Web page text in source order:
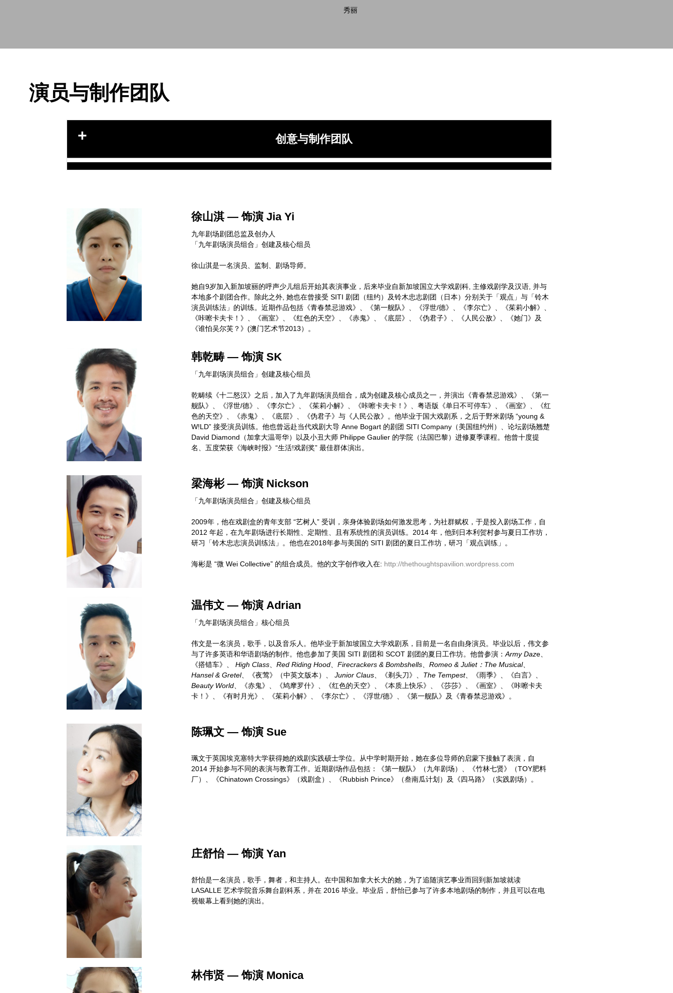
秀丽
演员与制作团队
创意与制作团队
邬秀丽
徐山淇
音乐创作和音效设计：
莊立權
Fiction Shore Pte Ltd
梁颖弘
影片歌曲
“Alone”
Written by Billy Steinberg and Tom Kelly;
Performed by Heart.
徐山淇 — 饰演 Jia Yi
九年剧场剧团总监及创办人
「九年剧场演员组合」创建及核心组员
徐山淇是一名演员、监制、剧场导师。
她自9岁加入新加坡丽的呼声少儿组后开始其表演事业，后来毕业自新加坡国立大学戏剧科, 主修戏剧学及汉语, 并与
本地多个剧团合作。除此之外, 她也在曾接受 SITI 剧团（纽约）及铃木忠志剧团（日本）分别关于「观点」与「铃木
演员训练法」的训练。近期作品包括《青春禁忌游戏》、《第一舰队》、《浮世/德》、《李尔亡》、《茱莉小解》、
《咔嚓卡夫卡！》、《画室》、《红色的天空》、《赤鬼》、《底层》、《伪君子》、《人民公敌》、《她门》及
《谁怕吴尔芙？》(澳门艺术节2013）。
韩乾畴 — 饰演 SK
「九年剧场演员组合」创建及核心组员
乾畴续《十二怒汉》之后，加入了九年剧场演员组合，成为创建及核心成员之一，并演出《青春禁忌游戏》、《第一
舰队》、《浮世/德》、《李尔亡》、《茱莉小解》、《咔嚓卡夫卡！》、粤语版《单日不可停车》、《画室》、《红
色的天空》、《赤鬼》、《底层》、《伪君子》与《人民公敌》。他毕业于国大戏剧系，之后于野米剧场 “young &
W!LD” 接受演员训练。他也曾远赴当代戏剧大导 Anne Bogart 的剧团 SITI Company（美国纽约州）、论坛剧场翘楚
David Diamond（加拿大温哥华）以及小丑大师 Philippe Gaulier 的学院（法国巴黎）进修夏季课程。他曾十度提
名、五度荣获《海峡时报》“生活!戏剧奖” 最佳群体演出。
梁海彬 — 饰演 Nickson
「九年剧场演员组合」创建及核心组员
2009年，他在戏剧盒的青年支部 “艺树人” 受训，亲身体验剧场如何激发思考，为社群赋权，于是投入剧场工作，自
2012 年起，在九年剧场进行长期性、定期性、且有系统性的演员训练。2014 年，他到日本利贺村参与夏日工作坊，
研习「铃木忠志演员训练法」。他也在2018年参与美国的 SITI 剧团的夏日工作坊，研习「观点训练」。
海彬是 “微 Wei Collective” 的组合成员。他的文字创作收入在: http://thethoughtspavilion.wordpress.com
温伟文 — 饰演 Adrian
「九年剧场演员组合」核心组员
伟文是一名演员，歌手，以及音乐人。他毕业于新加坡国立大学戏剧系，目前是一名自由身演员。毕业以后，伟文参
与了许多英语和华语剧场的制作。他也参加了美国 SITI 剧团和 SCOT 剧团的夏日工作坊。他曾参演：Army Daze、
《搭错车》、High Class 、Red Riding Hood 、Firecrackers & Bombshells 、Romeo & Juliet：The Musical、
Hansel & Gretel、《夜莺》（中英文版本）、Junior Claus 、《剃头刀》、 The Tempest、《雨季》、《白言》、
Beauty World 、《赤鬼》、《鸠摩罗什》、《红色的天空》、《本质上快乐》、《莎莎》、《画室》、《咔嚓卡夫
卡！》、《有时月光》、《茱莉小解》、《李尔亡》、《浮世/德》、《第一舰队》及《青春禁忌游戏》。
陈珮文 — 饰演 Sue
珮文于英国埃克塞特大学获得她的戏剧实践硕士学位。从中学时期开始，她在多位导师的启蒙下接触了表演，自
2014 开始参与不同的表演与教育工作。近期剧场作品包括：《第一舰队》（九年剧场）、《竹林七贤》（TOY肥料
厂）、《Chinatown Crossings》（戏剧盒）、《Rubbish Prince》（叁南瓜计划）及《四马路》（实践剧场）。
庄舒怡 — 饰演 Yan
舒怡是一名演员，歌手，舞者，和主持人。在中国和加拿大长大的她，为了追随演艺事业而回到新加坡就读
LASALLE 艺术学院音乐舞台剧科系，并在 2016 毕业。毕业后，舒怡已参与了许多本地剧场的制作，并且可以在电
视银幕上看到她的演出。
林伟贤 — 饰演 Monica